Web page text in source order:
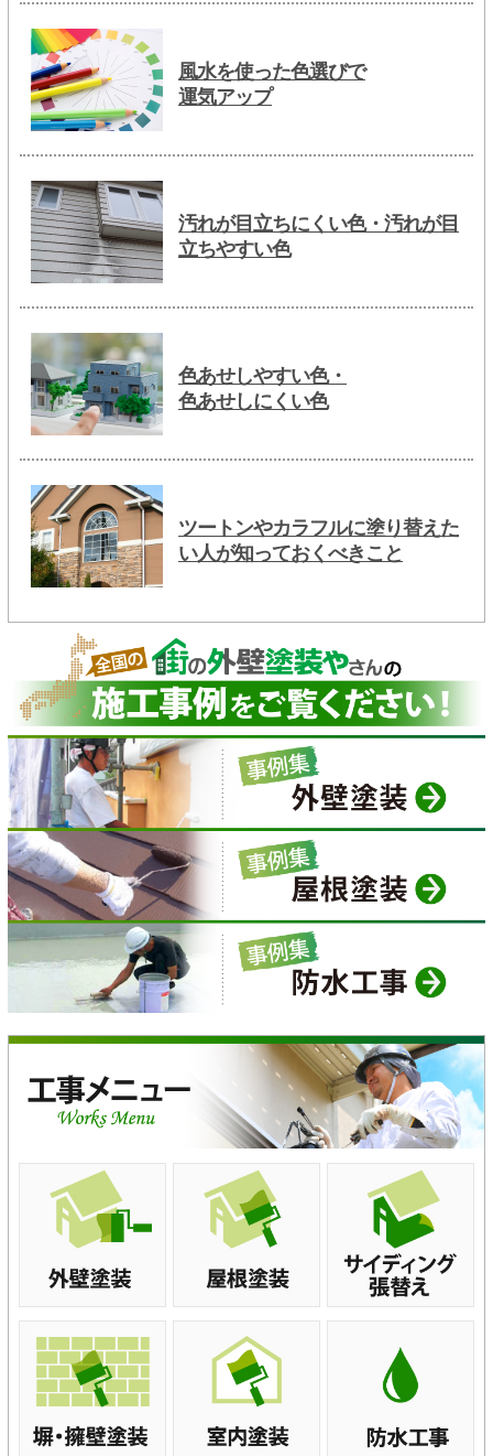
風水を使った色選びで
運気アップ
汚れが目立ちにくい色・汚れが目
立ちやすい色
色あせしやすい色・
色あせしにくい色
ツートンやカラフルに塗り替えた
い人が知っておくべきこと